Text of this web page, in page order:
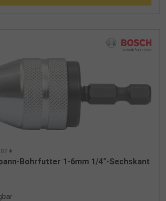
€
Bohrfutter 1-6mm 1/4"-Sechskant